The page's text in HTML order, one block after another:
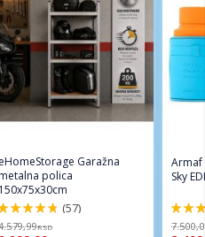
eHomeStorage Garažna
metalna polica
150x75x30cm
96%
(57)
RSD
Armaf
Sky
94%